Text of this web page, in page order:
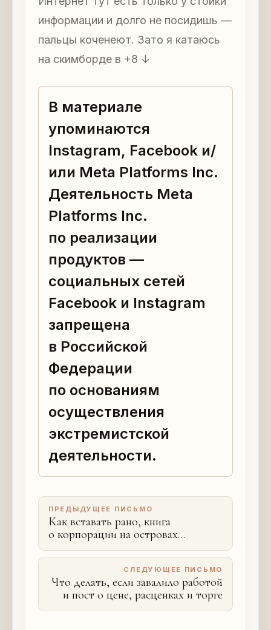
информации и долго не посидишь —
пальцы коченеют. Зато я катаюсь
на скимборде в +8 ↓
В материале
упоминаются
Instagram, Facebook и/
или Meta Platforms Inc.
Деятельность Meta
Platforms Inc.
по реализации
продуктов —
социальных сетей
Facebook и Instagram
запрещена
в Российской
Федерации
по основаниям
осуществления
экстремистской
деятельности.
ПРЕДЫДУЩЕЕ ПИСЬМО
Как вставать рано, книга
о корпорации на островах
СЛЕДУЮЩЕЕ ПИСЬМО
Что делать, если завалило работой
и пост о цене, расценках и торге